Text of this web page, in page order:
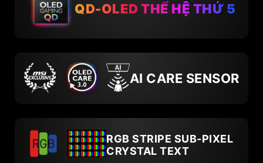
QD-OLED THẾ HỆ THỨ 5
AI CARE SENSOR
RGB STRIPE SUB-PIXEL
CRYSTAL TEXT